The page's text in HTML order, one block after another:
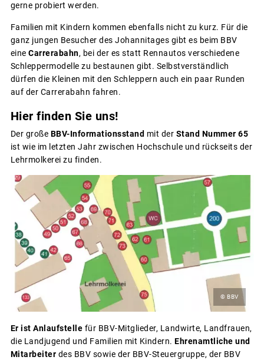
gerne probiert werden.
Familien mit Kindern kommen ebenfalls nicht zu kurz. Für die
ganz jungen Besucher des Johannitages gibt es beim BBV
eine Carrerabahn, bei der es statt Rennautos verschiedene
Schleppermodelle zu bestaunen gibt. Selbstverständlich
dürfen die Kleinen mit den Schleppern auch ein paar Runden
auf der Carrerabahn fahren.
Hier finden Sie uns!
Der große BBV-Informationsstand mit der Stand Nummer 65
ist wie im letzten Jahr zwischen Hochschule und rückseits der
Lehrmolkerei zu finden.
© BBV
Er ist Anlaufstelle für BBV-Mitglieder, Landwirte, Landfrauen,
die Landjugend und Familien mit Kindern. Ehrenamtliche und
Mitarbeiter des BBV sowie der BBV-Steuergruppe, der BBV